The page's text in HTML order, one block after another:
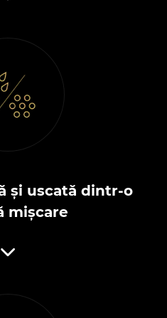
și uscată dintr-o
mișcare